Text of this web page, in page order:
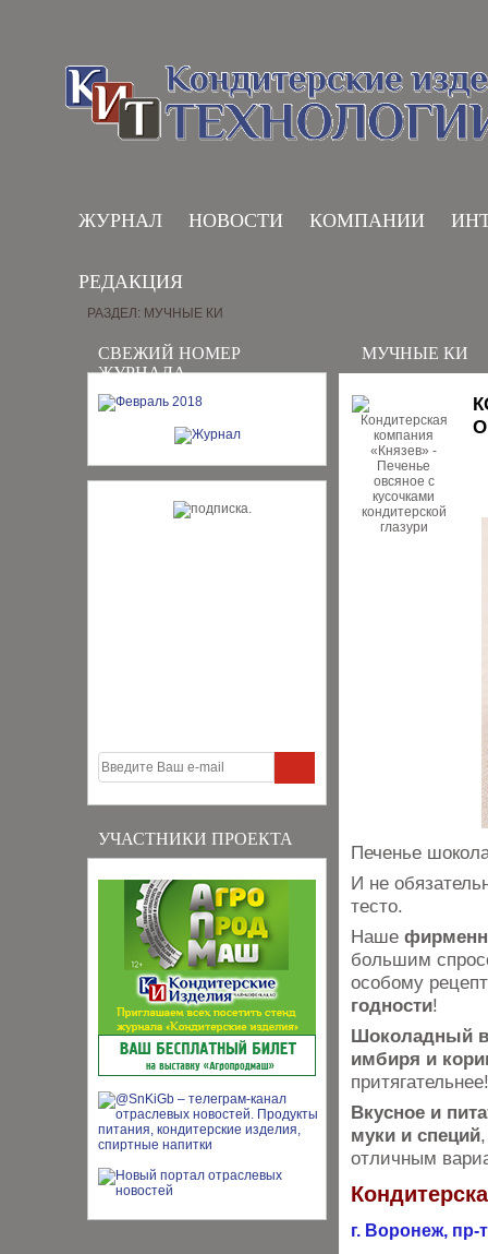
ЖУРНАЛ НОВОСТИ КОМПАНИИ
РЕДАКЦИЯ
СВЕЖИЙ НОМЕР
ЖУРНАЛА
УЧАСТНИКИ ПРОЕКТА
РАЗДЕЛ: МУЧНЫЕ КИ
МУЧНЫЕ КИ
Печенье
И не
тесто.
Наше
большим
особому
годности!
Шоколадный
имбиря и
притягательнее!
Вкусное и
муки и специй
отличным
г. Воронеж, пр-